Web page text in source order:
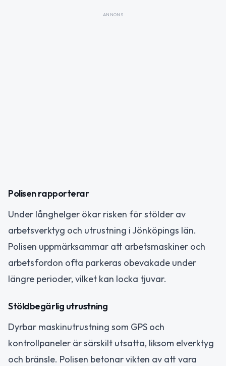
ANNONS
Polisen rapporterar
Under långhelger ökar risken för stölder av
arbetsverktyg och utrustning i Jönköpings län.
Polisen uppmärksammar att arbetsmaskiner och
arbetsfordon ofta parkeras obevakade under
längre perioder, vilket kan locka tjuvar.
Stöldbegärlig utrustning
Dyrbar maskinutrustning som GPS och
kontrollpaneler är särskilt utsatta, liksom elverktyg
och bränsle. Polisen betonar vikten av att vara